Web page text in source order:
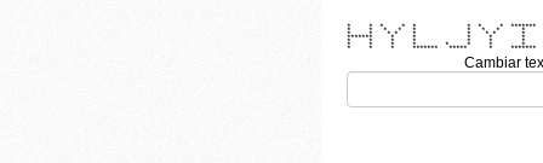
* * * * * * * * *******
* * * * * * * * *
* * * * * * * * *
******* * * * * *
* * * * * * *
* * * * * * * *
* * * ******* ***** * *******
Cambiar